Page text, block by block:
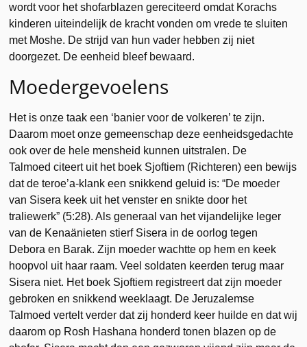
wordt voor het shofarblazen gereciteerd omdat Korachs
kinderen uiteindelijk de kracht vonden om vrede te sluiten
met Moshe. De strijd van hun vader hebben zij niet
doorgezet. De eenheid bleef bewaard.
Moedergevoelens
Het is onze taak een ‘banier voor de volkeren’ te zijn.
Daarom moet onze gemeenschap deze eenheidsgedachte
ook over de hele mensheid kunnen uitstralen. De
Talmoed citeert uit het boek Sjoftiem (Richteren) een bewijs
dat de teroe’a-klank een snikkend geluid is: “De moeder
van Sisera keek uit het venster en snikte door het
traliewerk” (5:28). Als generaal van het vijandelijke leger
van de Kenaänieten stierf Sisera in de oorlog tegen
Debora en Barak. Zijn moeder wachtte op hem en keek
hoopvol uit haar raam. Veel soldaten keerden terug maar
Sisera niet. Het boek Sjoftiem registreert dat zijn moeder
gebroken en snikkend weeklaagt. De Jeruzalemse
Talmoed vertelt verder dat zij honderd keer huilde en dat wij
daarom op Rosh Hashana honderd tonen blazen op de